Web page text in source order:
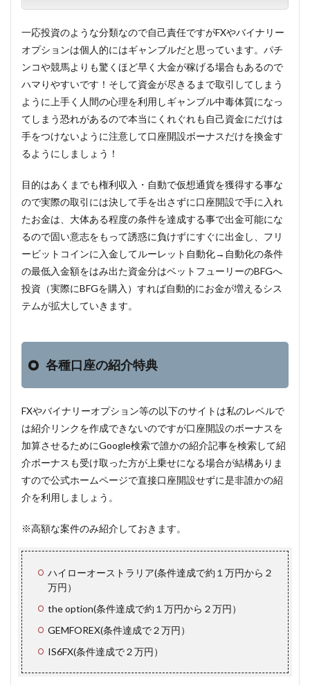
一応投資のような分類なので自己責任ですがFXやバイナリー
オプションは個人的にはギャンブルだと思っています。パチ
ンコや競馬よりも驚くほど早く大金が稼げる場合もあるので
ハマりやすいです！そして資金が尽きるまで取引してしまう
ように上手く人間の心理を利用しギャンブル中毒体質になっ
てしまう恐れがあるので本当にくれぐれも自己資金にだけは
手をつけないように注意して口座開設ボーナスだけを換金す
るようにしましょう！
目的はあくまでも権利収入・自動で仮想通貨を獲得する事な
ので実際の取引には決して手を出さずに口座開設で手に入れ
たお金は、大体ある程度の条件を達成する事で出金可能にな
るので固い意志をもって誘惑に負けずにすぐに出金し、フリ
ービットコインに入金してルーレット自動化→自動化の条件
の最低入金額をはみ出た資金分はベットフューリーのBFGへ
投資（実際にBFGを購入）すれば自動的にお金が増えるシス
テムが拡大していきます。
各種口座の紹介特典
FXやバイナリーオプション等の以下のサイトは私のレベルで
は紹介リンクを作成できないのですが口座開設のボーナスを
加算させるためにGoogle検索で誰かの紹介記事を検索して紹
介ボーナスも受け取った方が上乗せになる場合が結構ありま
すので公式ホームページで直接口座開設せずに是非誰かの紹
介を利用しましょう。
※高額な案件のみ紹介しておきます。
ハイローオーストラリア(条件達成で約１万円から２
万円）
the option(条件達成で約１万円から２万円）
GEMFOREX(条件達成で２万円）
IS6FX(条件達成で２万円）